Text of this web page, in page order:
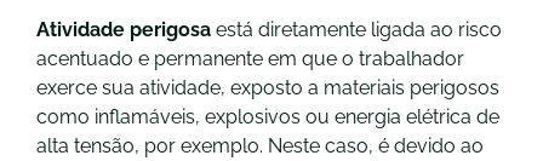
Atividade perigosa está diretamente ligada ao risco
acentuado e permanente em que o trabalhador
exerce sua atividade, exposto a materiais perigosos
como inflamáveis, explosivos ou energia elétrica de
alta tensão, por exemplo. Neste caso, é devido ao